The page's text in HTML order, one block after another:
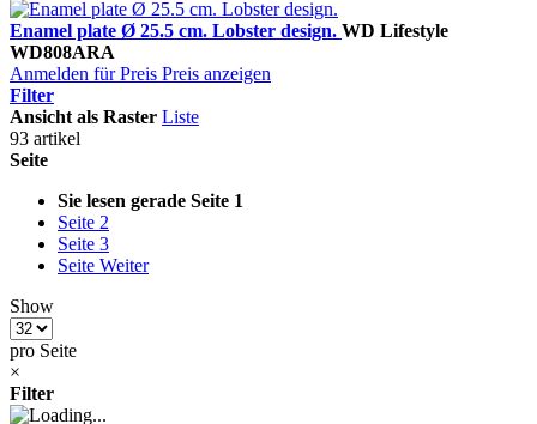
Enamel plate Ø 25.5 cm. Lobster design. WD Lifestyle
WD808ARA
Anmelden für Preis Preis anzeigen
Filter
Ansicht als Raster Liste
93 artikel
Seite
Sie lesen gerade Seite 1
Seite 2
Seite 3
Seite Weiter
Show
pro Seite
×
Filter